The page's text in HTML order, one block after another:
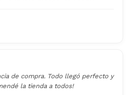
de compra. Todo llegó perfecto y
la tienda a todos!